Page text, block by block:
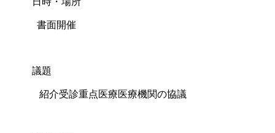
書面開催
議題
紹介受診重点医療医療機関の協議